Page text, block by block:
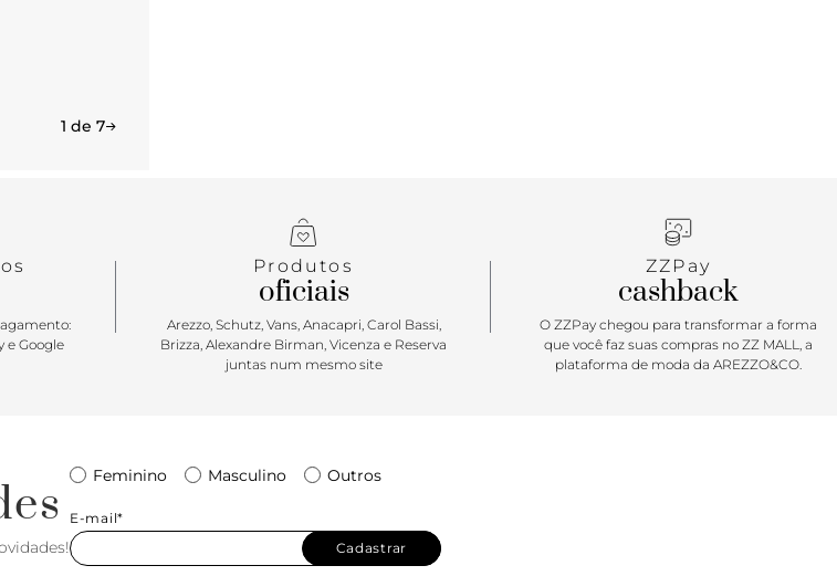
1 de 7
e Google
Produtos
oficiais
Arezzo, Schutz, Vans, Anacapri, Carol Bassi,
Brizza, Alexandre Birman, Vicenza e Reserva
juntas num mesmo site
ZZPay
cashback
O ZZPay chegou para transformar a forma
que você faz suas compras no ZZ MALL, a
plataforma de moda da AREZZO&CO.
Feminino Masculino Outros
E-mail*
Cadastrar